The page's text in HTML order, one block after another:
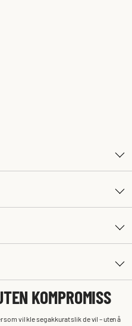
KOMPROMISS
vil kle seg akkurat slik de vil – uten å